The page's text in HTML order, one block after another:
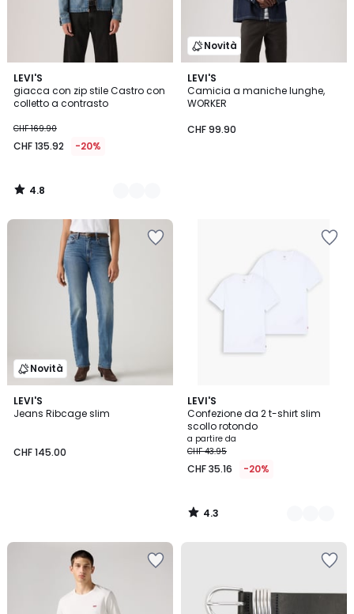
LEVI'S
giacca con zip stile Castro con
colletto a contrasto
CHF 169.90
CHF 135.92 -20%
4.8
/ 5
2
Colori
4.8
/
Novità
LEVI'S
Camicia a maniche lunghe,
WORKER
CHF 99.90
Novità
LEVI'S
Jeans Ribcage slim
CHF 145.00
LEVI'S
Confezione da 2 t-shirt slim
scollo rotondo
a partire da
CHF 43.95
CHF 35.16 -20%
4.3
/ 5
4
Colori
4.3
/